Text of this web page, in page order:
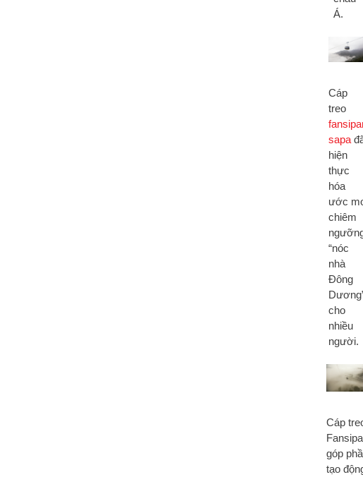
Á.
Cáp
treo
sapa
hiện
thực
hóa
ước
chiêm
“nóc
nhà
Đông
cho
nhiều
người.
Cáp
góp
tạo